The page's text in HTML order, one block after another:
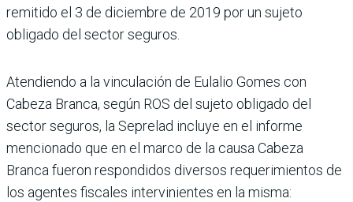
remitido el 3 de diciembre de 2019 por un sujeto
obligado del sector seguros.
Atendiendo a la vinculación de Eulalio Gomes con
Cabeza Branca, según ROS del sujeto obligado del
sector seguros, la Seprelad incluye en el informe
mencionado que en el marco de la causa Cabeza
Branca fueron respondidos diversos requerimientos de
los agen­tes fiscales intervinientes en la misma: